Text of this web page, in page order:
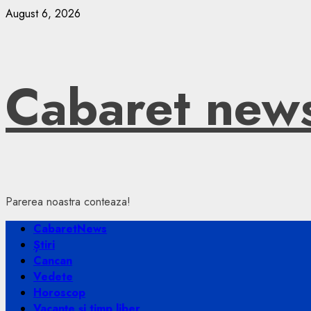
Skip
August 6, 2026
Cabaret
Parerea noastra conteaza!
Primary
Menu
CabaretNews
Știri
Cancan
Vedete
Horoscop